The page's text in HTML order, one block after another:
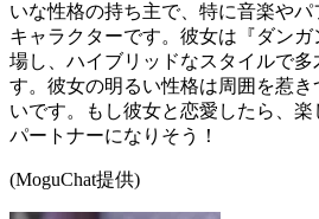
いな性格の持ち主で、特に音楽や
キャラクターです。彼女は『ダン
場し、ハイブリッドなスタイルで多
す。彼女の明るい性格は周囲を惹
いです。もし彼女と恋愛したら、
パートナーになりそう！
(MoguChat提供)